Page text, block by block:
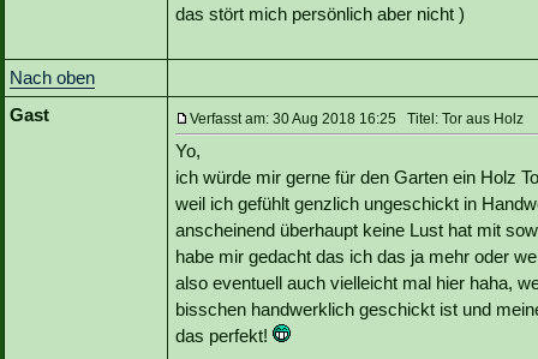
das stört mich persönlich aber nicht )
Nach oben
Gast
Verfasst am: 30 Aug 2018 16:25 Titel: Tor aus Holz
Yo,
ich würde mir gerne für den Garten ein Holz
weil ich gefühlt genzlich ungeschickt in
anscheinend überhaupt keine Lust hat mit
habe mir gedacht das ich das ja mehr oder
also eventuell auch vielleicht mal hier haha,
bisschen handwerklich geschickt ist und
das perfekt!